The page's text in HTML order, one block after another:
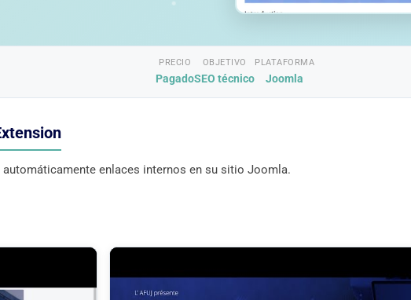
PRECIO
Pagado
OBJETIVO
SEO técnico
PLATAFORMA
Joomla
automáticamente enlaces internos en su sitio Joomla.